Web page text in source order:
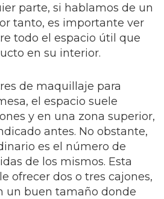
parte, si hablamos de un
tanto, es importante ver
todo el espacio útil que
en su interior.
de maquillaje para
el espacio suele
y en una zona superior,
antes. No obstante,
es el número de
de los mismos. Esta
ofrecer dos o tres cajones,
un buen tamaño donde